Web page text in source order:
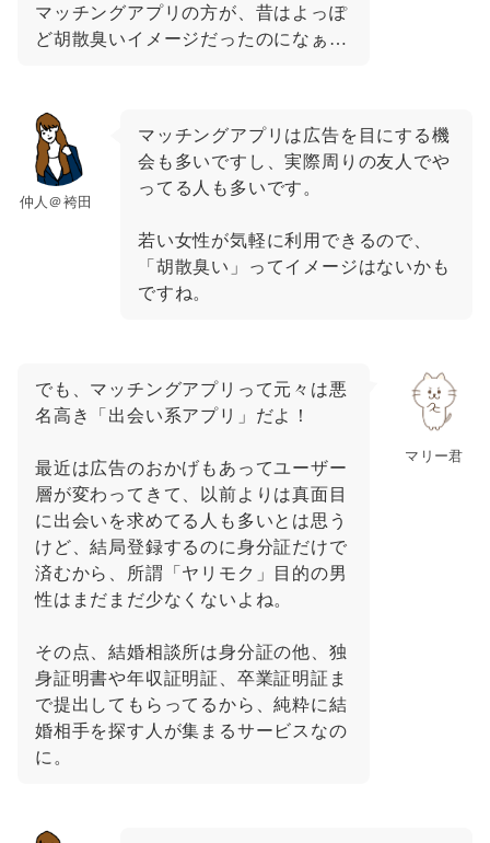
マッチングアプリの方が、昔はよっぽ
ど胡散臭いイメージだったのになぁ…
仲人＠袴田
マッチングアプリは広告を目にする機
会も多いですし、実際周りの友人でや
ってる人も多いです。
若い女性が気軽に利用できるので、
「胡散臭い」ってイメージはないかも
ですね。
マリー君
でも、マッチングアプリって元々は悪
名高き「出会い系アプリ」だよ！
最近は広告のおかげもあってユーザー
層が変わってきて、以前よりは真面目
に出会いを求めてる人も多いとは思う
けど、結局登録するのに身分証だけで
済むから、所謂「ヤリモク」目的の男
性はまだまだ少なくないよね。
その点、結婚相談所は身分証の他、独
身証明書や年収証明証、卒業証明証ま
で提出してもらってるから、純粋に結
婚相手を探す人が集まるサービスなの
に。